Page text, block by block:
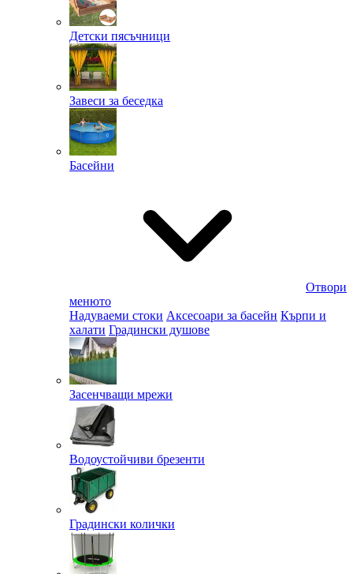
Детски пясъчници
Завеси за беседка
Басейни
Отвори
менюто
Надуваеми стоки Аксесоари за басейн Кърпи и
халати Градински душове
Засенчващи мрежи
Водоустойчиви брезенти
Градински колички